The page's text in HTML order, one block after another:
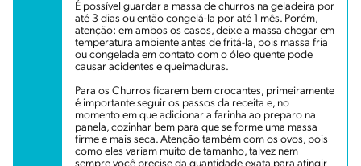
É possível guardar a massa de churros na geladeira por
até 3 dias ou então congelá-la por até 1 mês. Porém,
atenção: em ambos os casos, deixe a massa chegar em
temperatura ambiente antes de fritá-la, pois massa fria
ou congelada em contato com o óleo quente pode
causar acidentes e queimaduras.
Para os Churros ficarem bem crocantes, primeiramente
é importante seguir os passos da receita e, no
momento em que adicionar a farinha ao preparo na
panela, cozinhar bem para que se forme uma massa
firme e mais seca. Atenção também com os ovos, pois
como eles variam muito de tamanho, talvez nem